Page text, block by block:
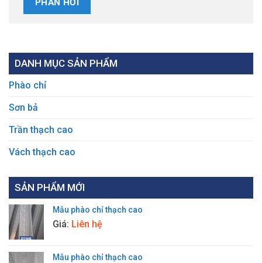
DANH MỤC SẢN PHẨM
Phào chỉ
Sơn bả
Trần thạch cao
Vách thạch cao
SẢN PHẨM MỚI
Mẫu phào chỉ thạch cao
Giá: Liên hệ
Mẫu phào chỉ thạch cao